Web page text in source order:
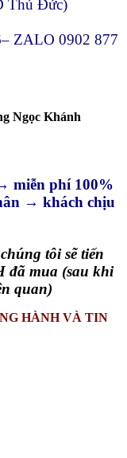
Thủ Đức)
– ZALO 0902 877
Ngọc Khánh
miễn phí 100%
→ khách chịu
tôi sẽ tiến
đã mua (sau khi
quan)
HÀNH VÀ TIN